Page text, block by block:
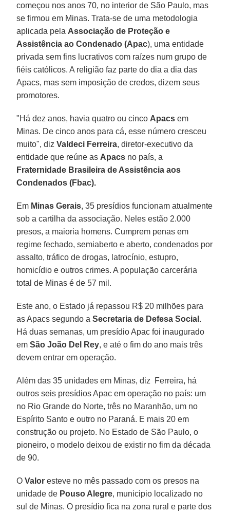
começou nos anos 70, no interior de São Paulo, mas
se firmou em Minas. Trata-se de uma metodologia
aplicada pela Associação de Proteção e
Assistência ao Condenado (Apac), uma entidade
privada sem fins lucrativos com raízes num grupo de
fiéis católicos. A religião faz parte do dia a dia das
Apacs, mas sem imposição de credos, dizem seus
promotores.
"Há dez anos, havia quatro ou cinco Apacs em
Minas. De cinco anos para cá, esse número cresceu
muito", dizValdeci Ferreira, diretor-executivo da
entidade que reúne as Apacs no país, a
Fraternidade Brasileira de Assistência aos
Condenados (Fbac).
Em Minas Gerais, 35 presídios funcionam atualmente
sob a cartilha da associação. Neles estão 2.000
presos, a maioria homens. Cumprem penas em
regime fechado, semiaberto e aberto, condenados por
assalto, tráfico de drogas, latrocínio, estupro,
homicídio e outros crimes. A população carcerária
total de Minas é de 57 mil.
Este ano, o Estado já repassou R$ 20 milhões para
as Apacs segundo a Secretaria de Defesa Social .
Há duas semanas, um presídio Apac foi inaugurado
emSão João Del Rey, e até o fim do ano mais três
devem entrar em operação.
Além das 35 unidades em Minas, diz Ferreira, há
outros seis presídios Apac em operação no país: um
no Rio Grande do Norte, três no Maranhão, um no
Espírito Santo e outro no Paraná. E mais 20 em
construção ou projeto. No Estado de São Paulo, o
pioneiro, o modelo deixou de existir no fim da década
de 90.
OValor esteve no mês passado com os presos na
unidade de Pouso Alegre, municipio localizado no
sul de Minas. O presídio fica na zona rural e parte dos